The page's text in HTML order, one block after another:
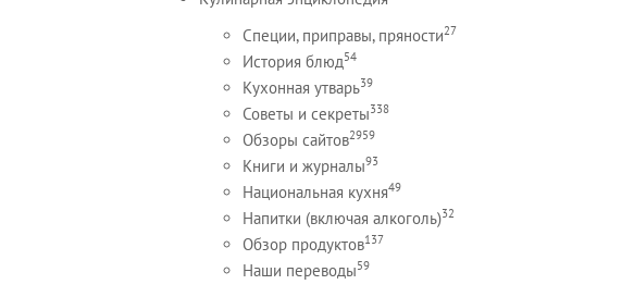
Специи, приправы, пряности27
История блюд54
Кухонная утварь39
Советы и секреты338
Обзоры сайтов2959
Книги и журналы93
Национальная кухня49
Напитки (включая алкоголь)32
Обзор продуктов137
Наши переводы59